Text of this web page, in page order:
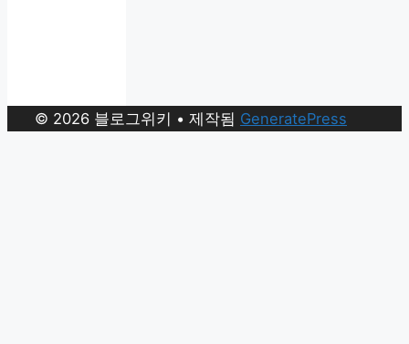
© 2026 블로그위키 • 제작됨 GeneratePress